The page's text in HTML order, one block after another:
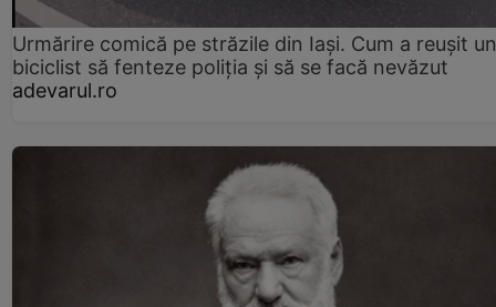
Urmărire comică pe străzile din Iași. Cum a reușit un
biciclist să fenteze poliția și să se facă nevăzut
adevarul.ro